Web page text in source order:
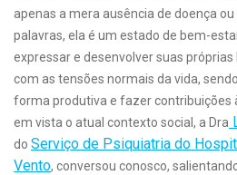
apenas a mera ausência de doença
palavras, ela é um estado de bem-
expressar e desenvolver suas
com as tensões normais da vida,
forma produtiva e fazer contribuições
em vista o atual contexto social, a Dra
do Serviço de Psiquiatria do
Vento, conversou conosco,